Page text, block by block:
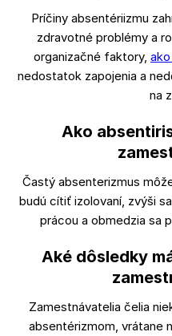
Príčiny absentériizmu
zdravotné problémy a
organizačné faktory,
nedostatok zapojenia a
na
Ako
Častý absenterizmus
budú cítiť izolovaní, zvýši
prácou a obmedzia sa
Aké dôsledky
Zamestnávatelia čelia
absentérizmom, vrátane